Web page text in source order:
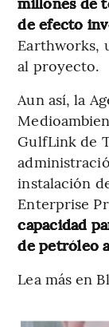
de efecto
Earthworks,
al proyecto.
Aun así, la
GulfLink de
instalación
Enterprise
capacidad
de petróleo
Lea más en